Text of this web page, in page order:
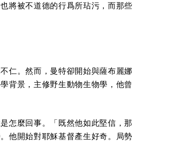
將被不道德的行爲所玷污，而那些
仁。然而，曼特卻開始與薩布麗娜
背景，主修野生動物生物學，他曾
怎麼回事。「既然他如此堅信，那
他開始對耶穌基督產生好奇。局勢